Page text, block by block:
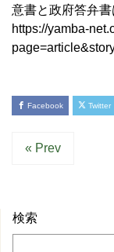
意書と政府答弁書
https://yamba-
Facebook Twitter
« Prev
検索